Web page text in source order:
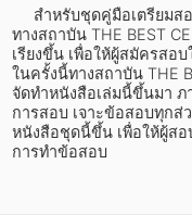
ศิลปะ บันเทิง กีฬา ท่
สังคม วัฒนธรรม กา
ศาสนา และปรัชญา
กฎหมาย สัญญา ภาษี
ทางสถาบัน THE BEST
เรียงขึ้น เพื่อให้ผู้สมัครสอ
ในครั้งนี้ทางสถาบัน THE
จัดทำหนังสือเล่มนี้ขึ้นมา
การสอบ เจาะข้อสอบทุกส่
หนังสือชุดนี้ขึ้น เพื่อให้ผู้สอ
การทำข้อสอบ